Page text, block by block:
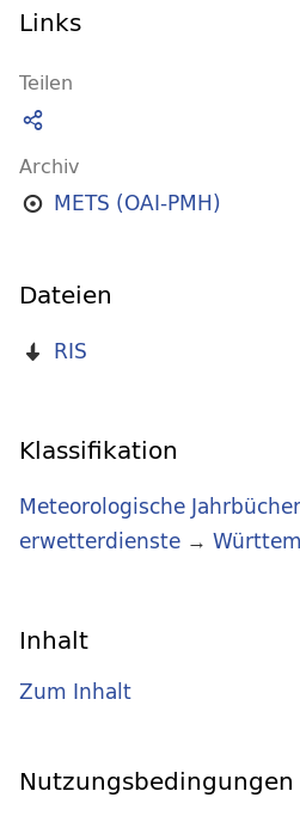
Links
Teilen
Archiv
METS (OAI-PMH)
Dateien
RIS
Klassifikation
Meteorologische Jahrbücher
erwetterdienste →
Inhalt
Zum Inhalt
Nutzungsbedingungen